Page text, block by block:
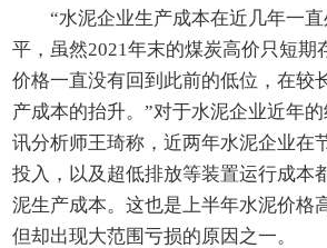
“水泥企业生产成本在近几年一
平，虽然2021年末的煤炭高价只短期
价格一直没有回到此前的低位，在较
产成本的抬升。”对于水泥企业近年
讯分析师王琦称，近两年水泥企业在
投入，以及超低排放等装置运行成本
泥生产成本。这也是上半年水泥价格
但却出现大范围亏损的原因之一。